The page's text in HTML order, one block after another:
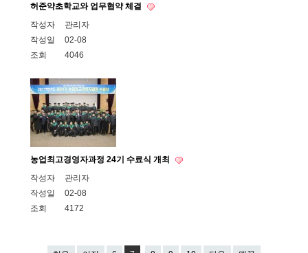
허준약초학교와 업무협약 체결
작성자
관리자
작성일
02-08
조회
4046
농업최고경영자과정 24기 수료식 개최
작성자
관리자
작성일
02-08
조회
4172